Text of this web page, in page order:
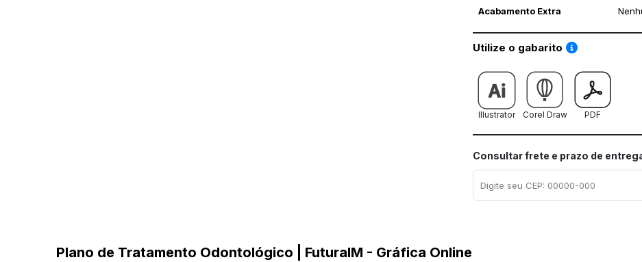
Acabamento Extra
Utilize o gabarito Saiba como
Illustrator Corel Draw PDF
Consultar frete e prazo de
Plano de Tratamento Odontológico | FuturaIM - Gráfica Online